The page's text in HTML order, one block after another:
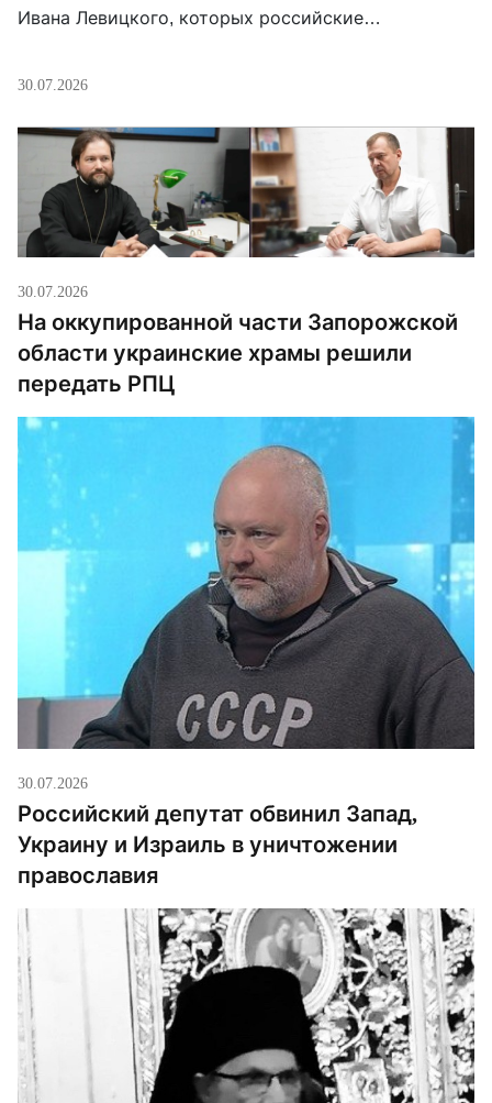
Ивана Левицкого, которых российские
ноябре 2022 года. Отцы-редемптористы провели в
обвинения в «терроризме» и пытки. После их
исчезновения почти никто не знал, где находятся
священники и живы ли они. Но за их
освобождение […]
30.07.2026
30.07.2026
На оккупированной части Запорожской
области украинские храмы решили
передать РПЦ
30.07.2026
Российский депутат обвинил Запад,
Украину и Израиль в уничтожении
православия